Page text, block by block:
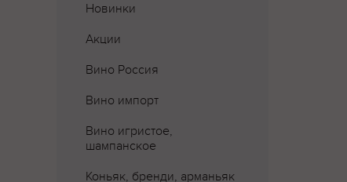
Новинки
Акции
Вино Россия
Вино импорт
Вино игристое,
шампанское
Коньяк, бренди, арманьяк